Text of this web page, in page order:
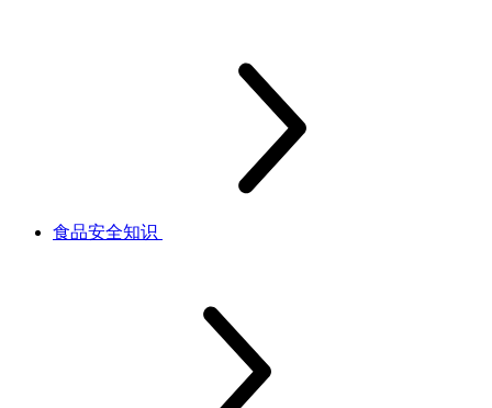
食品安全知识